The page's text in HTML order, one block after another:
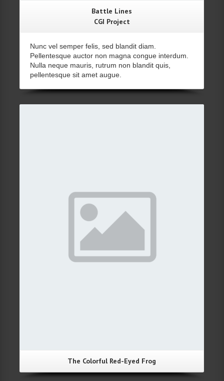
Battle Lines
CGI Project
Nunc vel semper felis, sed blandit diam.
Pellentesque auctor non magna congue interdum.
Nulla neque mauris, rutrum non blandit quis,
pellentesque sit amet augue.
The Colorful Red-Eyed Frog